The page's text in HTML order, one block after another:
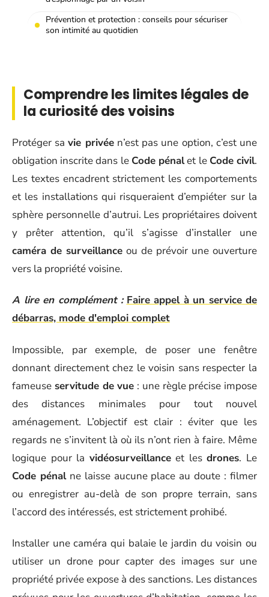
Prévention et protection : conseils pour sécuriser
son intimité au quotidien
Comprendre les limites légales de
la curiosité des voisins
Protéger savie privéen’est pas une option, c’est une
obligation inscrite dans le Code pénalet le Code civil.
Les textes encadrent strictement les comportements
et les installations qui risqueraient d’empiéter sur la
sphère personnelle d’autrui. Les propriétaires doivent
y prêter attention, qu’il s’agisse d’installer une
caméra de surveillance ou de prévoir une ouverture
vers la propriété voisine.
A lire en complément : Faire appel à un service de
débarras, mode d'emploi complet
Impossible, par exemple, de poser une fenêtre
donnant directement chez le voisin sans respecter la
fameuse servitude de vue : une règle précise impose
des distances minimales pour tout nouvel
aménagement. L’objectif est clair : éviter que les
regards ne s’invitent là où ils n’ont rien à faire. Même
logique pour la vidéosurveillanceet lesdrones. Le
Code pénalne laisse aucune place au doute : filmer
ou enregistrer au-delà de son propre terrain, sans
l’accord des intéressés, est strictement prohibé.
Installer une caméra qui balaie le jardin du voisin ou
utiliser un drone pour capter des images sur une
propriété privée expose à des sanctions. Les distances